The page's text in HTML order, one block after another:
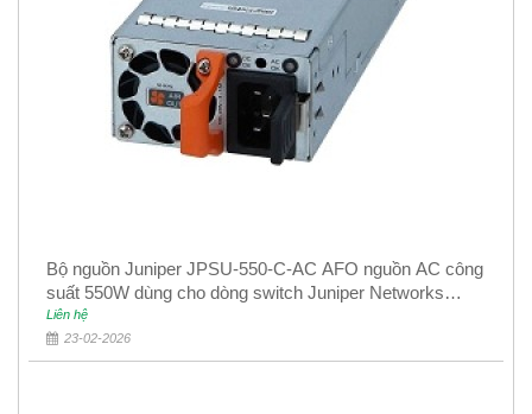
Bộ nguồn Juniper JPSU-550-C-AC AFO nguồn AC công
suất 550W dùng cho dòng switch Juniper Networks
EX4400
Liên hệ
23-02-2026